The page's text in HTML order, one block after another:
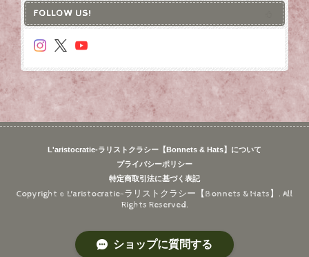
FOLLOW US!
L'aristocratie-ラリストクラシー【Bonnets & Hats】について
プライバシーポリシー
特定商取引法に基づく表記
Copyright © L'aristocratie-ラリストクラシー【Bonnets & Hats】. All
Rights Reserved.
ショップに質問する